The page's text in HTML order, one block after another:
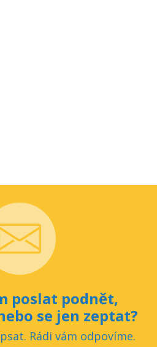
poslat podnět,
se jen zeptat?
Rádi vám odpovíme.